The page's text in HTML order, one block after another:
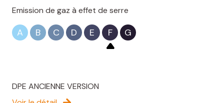
Les informations sur les risques auxquels ce bien est
exposé sont disponibles sur le site
Emission de gaz à effet de serre
A B C D E F G
DPE ANCIENNE VERSION